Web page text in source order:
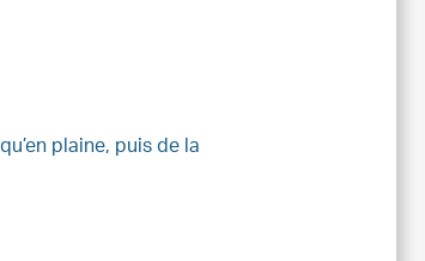
plaine, puis de la